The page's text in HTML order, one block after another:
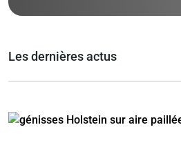
Les dernières actus